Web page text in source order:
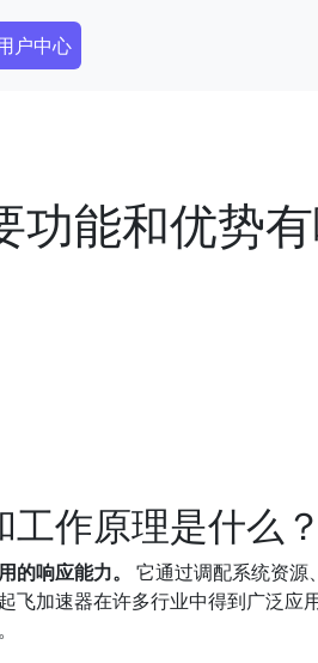
Menu
户中心
功能和优势
作原理是什么？
响应能力。
它通过调配系统资源
飞加速器在许多行业中得到广泛应